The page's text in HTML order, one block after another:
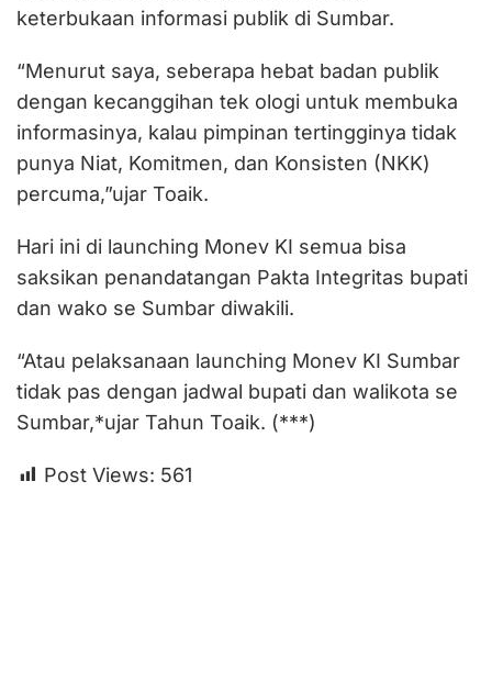
keterbukaan informasi publik di Sumbar.
“Menurut saya, seberapa hebat badan publik
dengan kecanggihan tek ologi untuk membuka
informasinya, kalau pimpinan tertingginya tidak
punya Niat, Komitmen, dan Konsisten (NKK)
percuma,”ujar Toaik.
Hari ini di launching Monev KI semua bisa
saksikan penandatangan Pakta Integritas bupati
dan wako se Sumbar diwakili.
“Atau pelaksanaan launching Monev KI Sumbar
tidak pas dengan jadwal bupati dan walikota se
Sumbar,*ujar Tahun Toaik. (***)
Post Views: 561